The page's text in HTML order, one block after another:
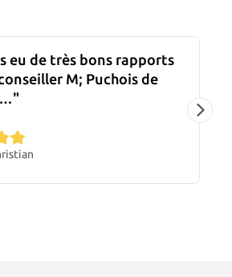
eu de très bons rapports
M; Puchois de